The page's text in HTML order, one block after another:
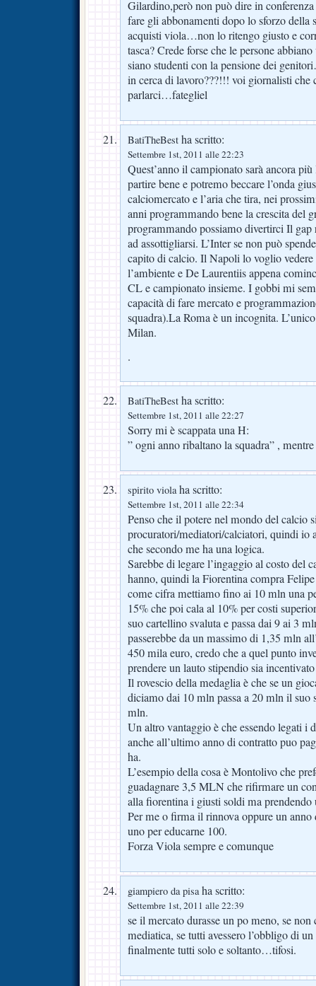
Gilardino,però non può dire in
fare gli abbonamenti dopo lo sforzo della
acquisti viola…non lo ritengo giusto e
tasca? Crede forse che le persone
siano studenti con la pensione dei
in cerca di lavoro???!!! voi giornalisti che
parlarci…fategliel
BatiTheBest ha scritto:
Settembre 1st, 2011 alle 22:23
Quest’anno il campionato sarà ancora
partire bene e potremo beccare l’onda
calciomercato e l’aria che tira, nei
anni programmando bene la crescita del
programmando possiamo divertirci Il gap
ad assottigliarsi. L’Inter se non può
capito di calcio. Il Napoli lo voglio vedere
l’ambiente e De Laurentiis appena
CL e campionato insieme. I gobbi mi
capacità di fare mercato e
squadra).La Roma è un incognita.
Milan.
.
BatiTheBest ha scritto:
Settembre 1st, 2011 alle 22:27
Sorry mi è scappata una H:
” ogni anno ribaltano la squadra” ,
spirito violaha scritto:
Settembre 1st, 2011 alle 22:34
Penso che il potere nel mondo del calcio
procuratori/mediatori/calciatori, quindi io
che secondo me ha una logica.
Sarebbe di legare l’ingaggio al costo del
hanno, quindi la Fiorentina compra
come cifra mettiamo fino ai 10 mln una
15% che poi cala al 10% per costi
suo cartellino svaluta e passa dai 9 ai 3
passerebbe da un massimo di 1,35 mln
450 mila euro, credo che a quel punto
prendere un lauto stipendio sia
Il rovescio della medaglia è che se un
diciamo dai 10 mln passa a 20 mln il suo
mln.
Un altro vantaggio è che essendo legati i
anche all’ultimo anno di contratto puo
ha.
L’esempio della cosa è Montolivo che
guadagnare 3,5 MLN che rifirmare un
alla fiorentina i giusti soldi ma
Per me o firma il rinnova oppure un anno
uno per educarne 100.
Forza Viola sempre e comunque
giampiero da pisaha scritto:
Settembre 1st, 2011 alle 22:39
se il mercato durasse un po meno, se non
mediatica, se tutti avessero l’obbligo di
finalmente tutti solo e soltanto…tifosi.